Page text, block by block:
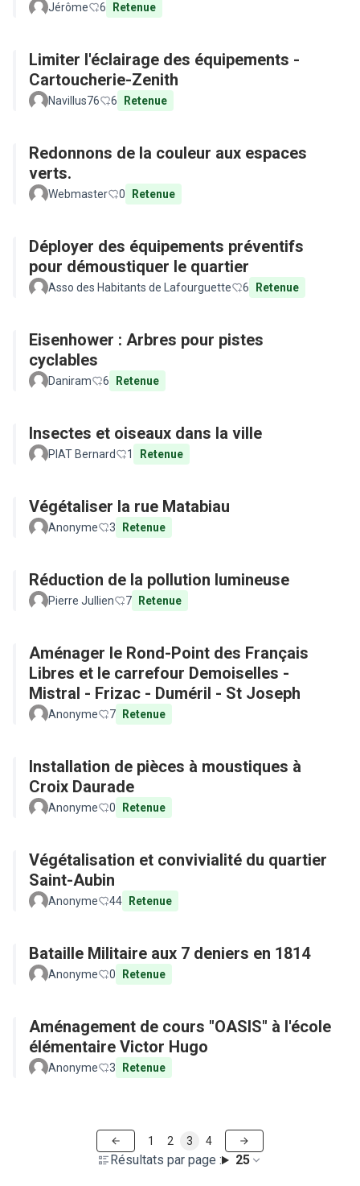
Jérôme 6 Retenue
Limiter l'éclairage des équipements -
Cartoucherie-Zenith
Navillus76 6 Retenue
Redonnons de la couleur aux espaces
verts.
Webmaster 0 Retenue
Déployer des équipements préventifs
pour démoustiquer le quartier
Asso des Habitants de Lafourguette 6 Retenue
Eisenhower : Arbres pour pistes
cyclables
Daniram 6 Retenue
Insectes et oiseaux dans la ville
PIAT Bernard 1 Retenue
Végétaliser la rue Matabiau
Anonyme 3 Retenue
Réduction de la pollution lumineuse
Pierre Jullien 7 Retenue
Aménager le Rond-Point des Français
Libres et le carrefour Demoiselles -
Mistral - Frizac - Duméril - St Joseph
Anonyme 7 Retenue
Installation de pièces à moustiques à
Croix Daurade
Anonyme 0 Retenue
Végétalisation et convivialité du quartier
Saint-Aubin
Anonyme 44 Retenue
Bataille Militaire aux 7 deniers en 1814
Anonyme 0 Retenue
Aménagement de cours "OASIS" à l'école
élémentaire Victor Hugo
Anonyme 3 Retenue
Résultats par page : 25
1 2 3 4